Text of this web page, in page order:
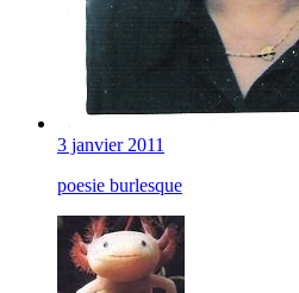
3 janvier 2011
poesie burlesque